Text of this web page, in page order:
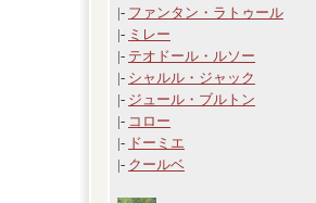
|- ファンタン・ラトゥール
|- ミレー
|- テオドール・ルソー
|- シャルル・ジャック
|- ジュール・ブルトン
|- コロー
|- ドーミエ
|- クールベ